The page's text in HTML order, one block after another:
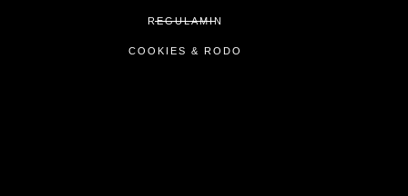
REGULAMIN
COOKIES & RODO